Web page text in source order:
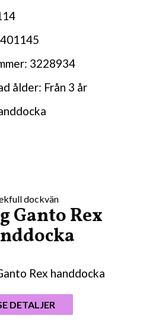
3228934
ålder: Från 3 år
dockvän
Ganto Rex
DETALJER